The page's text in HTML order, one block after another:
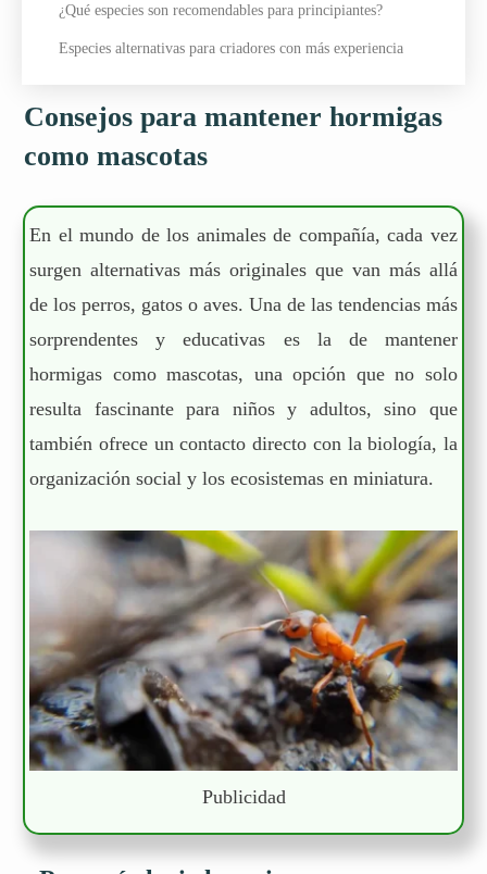
¿Qué especies son recomendables para principiantes?
Especies alternativas para criadores con más experiencia
Consejos para mantener hormigas
como mascotas
En el mundo de los animales de compañía, cada vez
surgen alternativas más originales que van más allá
de los perros, gatos o aves. Una de las tendencias más
sorprendentes y educativas es la de mantener
hormigas como mascotas, una opción que no solo
resulta fascinante para niños y adultos, sino que
también ofrece un contacto directo con la biología, la
organización social y los ecosistemas en miniatura.
Publicidad